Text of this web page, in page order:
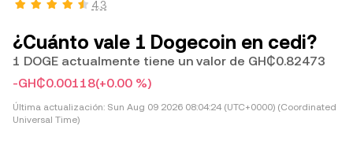
4.3
¿Cuánto vale 1 Dogecoin en cedi?
1 DOGE actualmente tiene un valor de GH₵0.82473
-GH₵0.00118(+0.00 %)
Última actualización: Sun Aug 09 2026 08:04:24 (UTC+0000) (Coordinated
Universal Time)